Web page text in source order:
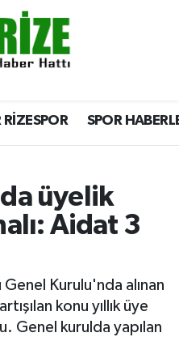
RİZESPOR SPOR
üyelik
Aidat 3
Kurulu'nda alınan
konu yıllık üye
Genel kurulda yapılan
Haritası
ve Fikstür